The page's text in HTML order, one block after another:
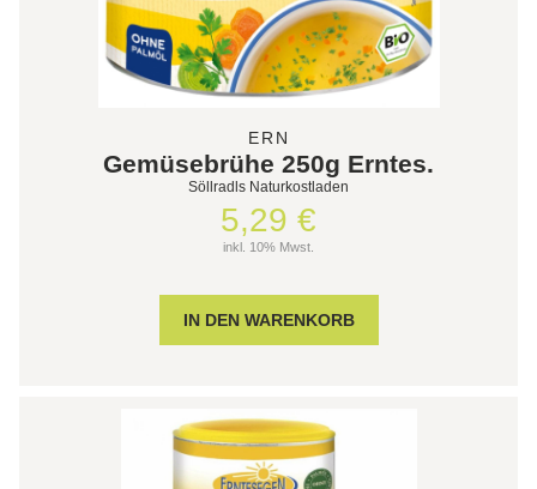
ERN
Gemüsebrühe 250g Erntes.
Söllradls Naturkostladen
5,29 €
inkl. 10% Mwst.